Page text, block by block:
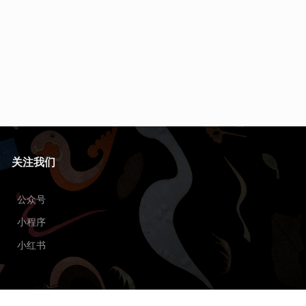
关注我们
公众号
小程序
小红书